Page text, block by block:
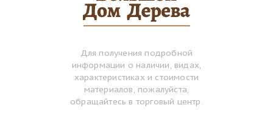
Для получения подробной
информации о наличии, видах,
характеристиках и стоимости
материалов, пожалуйста,
обращайтесь в торговый центр.